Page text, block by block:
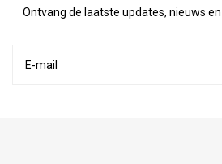
Ontvang de laatste updates, nieuws